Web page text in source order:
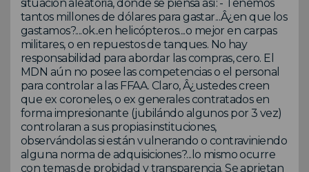
situación aleatoria, donde se piensa así: - Tenemos
tantos millones de dólares para gastar...Â¿en que los
gastamos?....ok..en helicópteros....o mejor en carpas
militares, o en repuestos de tanques. No hay
responsabilidad para abordar las compras, cero. El
MDN aún no posee las competencias o el personal
para controlar a las FFAA. Claro, Â¿ustedes creen
que ex coroneles, o ex generales contratados en
forma impresionante (jubilándo algunos por 3 vez)
controlaran a sus propias instituciones,
observándolas si están vulnerando o contraviniendo
alguna norma de adquisiciones?...lo mismo ocurre
con temas de probidad y transparencia. Se aprietan